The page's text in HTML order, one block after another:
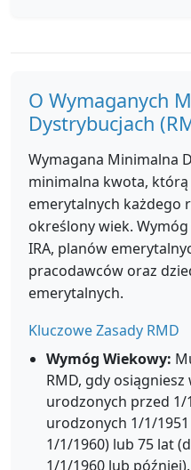
O Wymaganych
Dystrybucjach
Wymagana Minimalna
minimalna kwota, którą
emerytalnych każdego
określony wiek.
IRA, planów
pracodawców oraz
emerytalnych.
Kluczowe Zasady RMD
Wymóg Wiekowy:
RMD, gdy
urodzonych przed 1/
urodzonych 1/1/
1/1/1960) lub 75 lat
1/1/1960 lub później).